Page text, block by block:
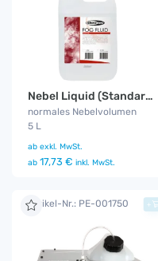
Nebel Liquid (Standard Fog Fluid)
normales Nebelvolumen
5 L
ab exkl. MwSt.
ab 17,73 € inkl. MwSt.
Artikel-Nr.: PE-001750 +